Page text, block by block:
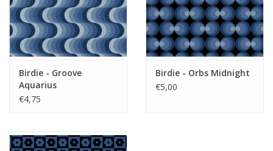
Birdie - Groove
Aquarius
€4,75
Birdie - Orbs Midnight
€5,00